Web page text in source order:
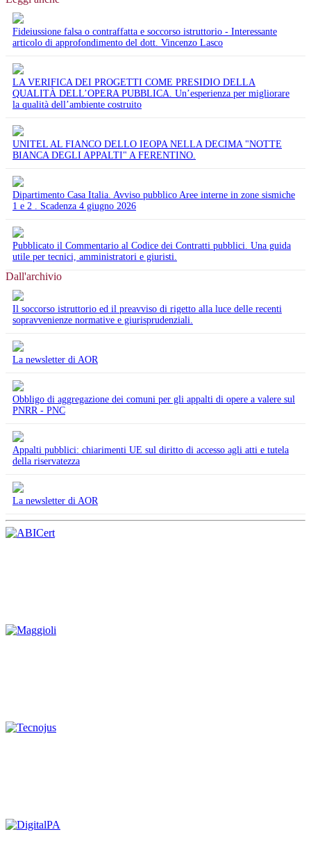
Fideiussione falsa o contraffatta e soccorso istruttorio - Interessante
articolo di approfondimento del dott. Vincenzo Lasco
LA VERIFICA DEI PROGETTI COME PRESIDIO DELLA
QUALITÀ DELL’OPERA PUBBLICA. Un’esperienza per migliorare
la qualità dell’ambiente costruito
UNITEL AL FIANCO DELLO IEOPA NELLA DECIMA "NOTTE
BIANCA DEGLI APPALTI" A FERENTINO.
Dipartimento Casa Italia. Avviso pubblico Aree interne in zone sismiche
1 e 2 . Scadenza 4 giugno 2026
Pubblicato il Commentario al Codice dei Contratti pubblici. Una guida
utile per tecnici, amministratori e giuristi.
Dall'archivio
Il soccorso istruttorio ed il preavviso di rigetto alla luce delle recenti
sopravvenienze normative e giurisprudenziali.
La newsletter di AOR
Obbligo di aggregazione dei comuni per gli appalti di opere a valere sul
PNRR - PNC
Appalti pubblici: chiarimenti UE sul diritto di accesso agli atti e tutela
della riservatezza
La newsletter di AOR